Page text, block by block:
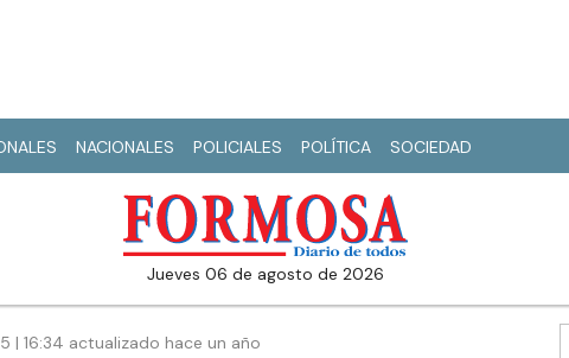
NACIONALES POLICIALES POLÍTICA SOCIEDAD
jueves 06 de agosto de 2026
| 16:34 actualizado hace un año